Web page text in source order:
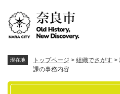
現在地 トップページ > 組織でさがす >
課の事務内容
本